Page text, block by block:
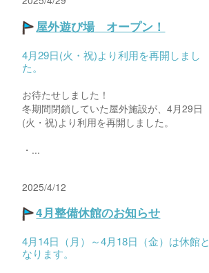
屋外遊び場 オープン！
4月29日(火・祝)より利用を再開しまし
た。
お待たせしました！
冬期間閉鎖していた屋外施設が、4月29日
(火・祝)より利用を再開しました。
・...
2025/4/12
4月整備休館のお知らせ
4月14日（月）～4月18日（金）は休館と
なります。